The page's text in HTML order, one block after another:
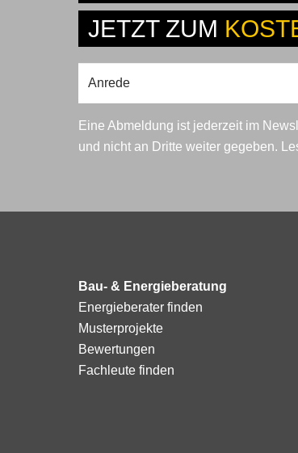
JETZT ZUM
Eine Abmeldung ist jederzeit im
und nicht an Dritte weiter gegeben.
Bau- & Energieberatung
Energieberater finden
Musterprojekte
Bewertungen
Fachleute finden